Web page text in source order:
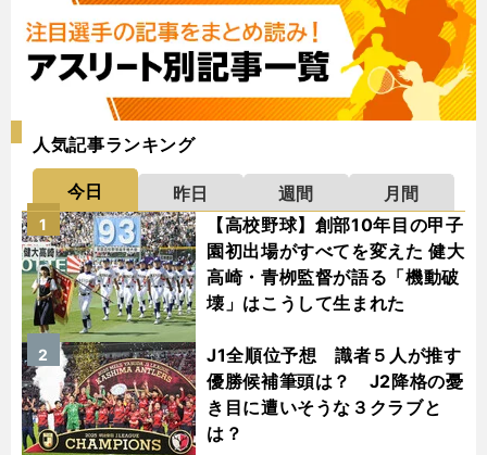
人気記事ランキング
今日 昨日 週間
月間
【高校野球】創部10年目の甲子
園初出場がすべてを変えた 健大
高崎・青栁監督が語る「機動破
壊」はこうして生まれた
1
J1全順位予想 識者５人が推す
優勝候補筆頭は？ J2降格の憂
き目に遭いそうな３クラブと
は？
2